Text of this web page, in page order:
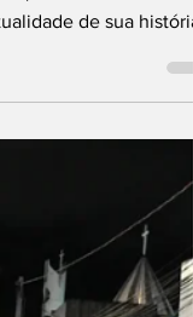
de julho
promoverá, no
um dos maiores
acontecerá a
de Caruaru, e
de fiéis de todas as
e de diversas cidades
terá um dos